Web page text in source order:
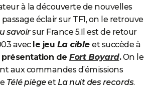
à la découverte de nouvelles
éclair sur TF1, on le retrouve
savoirsur France 5.Il est de retour
avec le jeu La cible et succède à
présentation de Fort Boyard.On le
aux commandes d’émissions
Télé piègeet La nuit des records.